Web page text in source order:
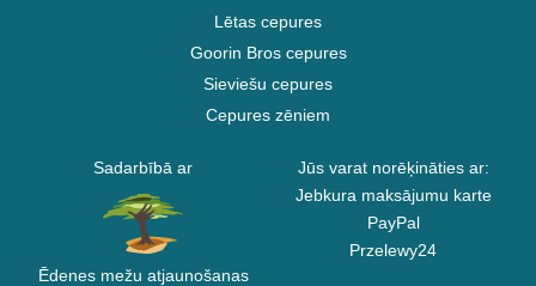
Lētas cepures
Goorin Bros cepures
Sieviešu cepures
Cepures zēniem
Sadarbībā ar
Ēdenes mežu atjaunošanas
Jūs varat norēķināties ar:
Jebkura maksājumu karte
PayPal
Przelewy24